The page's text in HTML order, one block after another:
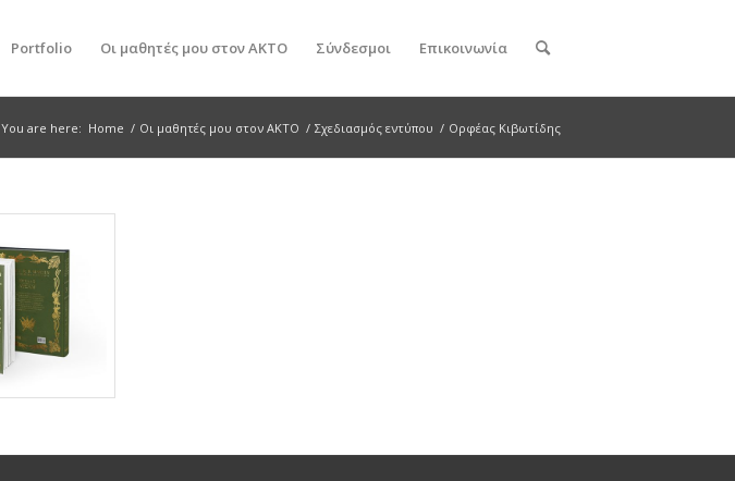
Portfolio Οι μαθητές μου στον ΑΚΤΟ Σύνδεσμοι Επικοινωνία
You are here: Home / Οι μαθητές μου στον ΑΚΤΟ / Σχεδιασμός εντύπου / Ορφέας Κιβωτίδης